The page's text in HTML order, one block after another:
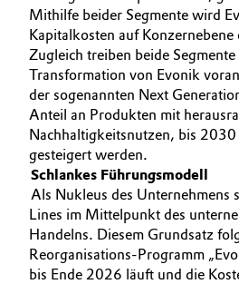
Mithilfe beider Segmente wird
Kapitalkosten auf
Zugleich treiben beide
Transformation von Evonik
der sogenannten Next
Anteil an Produkten mit
Nachhaltigkeitsnutzen, bis
gesteigert werden.
Schlankes Führungsmodell
Als Nukleus des Unternehmens
Lines im Mittelpunkt des
Handelns. Diesem Grundsatz
Reorganisations-Programm
bis Ende 2026 läuft und die